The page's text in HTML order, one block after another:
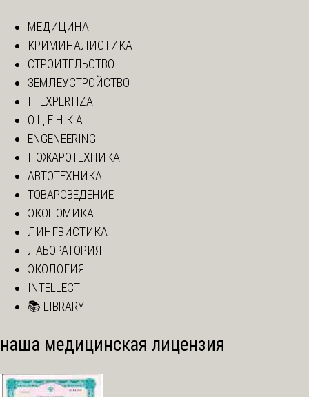
МЕДИЦИНА
КРИМИНАЛИСТИКА
СТРОИТЕЛЬСТВО
ЗЕМЛЕУСТРОЙСТВО
IT EXPERTIZA
О Ц Е Н К А
ENGENEERING
ПОЖАРОТЕХНИКА
АВТОТЕХНИКА
ТОВАРОВЕДЕНИЕ
ЭКОНОМИКА
ЛИНГВИСТИКА
ЛАБОРАТОРИЯ
ЭКОЛОГИЯ
INTELLECT
📚 LIBRARY
наша медицинская лицензия